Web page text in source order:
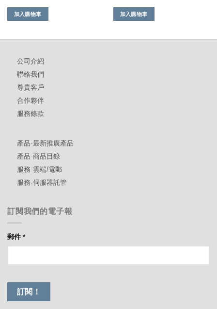
加入購物車 加入購物車
公司介紹
聯絡我們
尊貴客戶
合作夥伴
服務條款
產品-最新推廣產品
產品-商品目錄
服務-雲端/電郵
服務-伺服器託管
訂閱我們的電子報
郵件*